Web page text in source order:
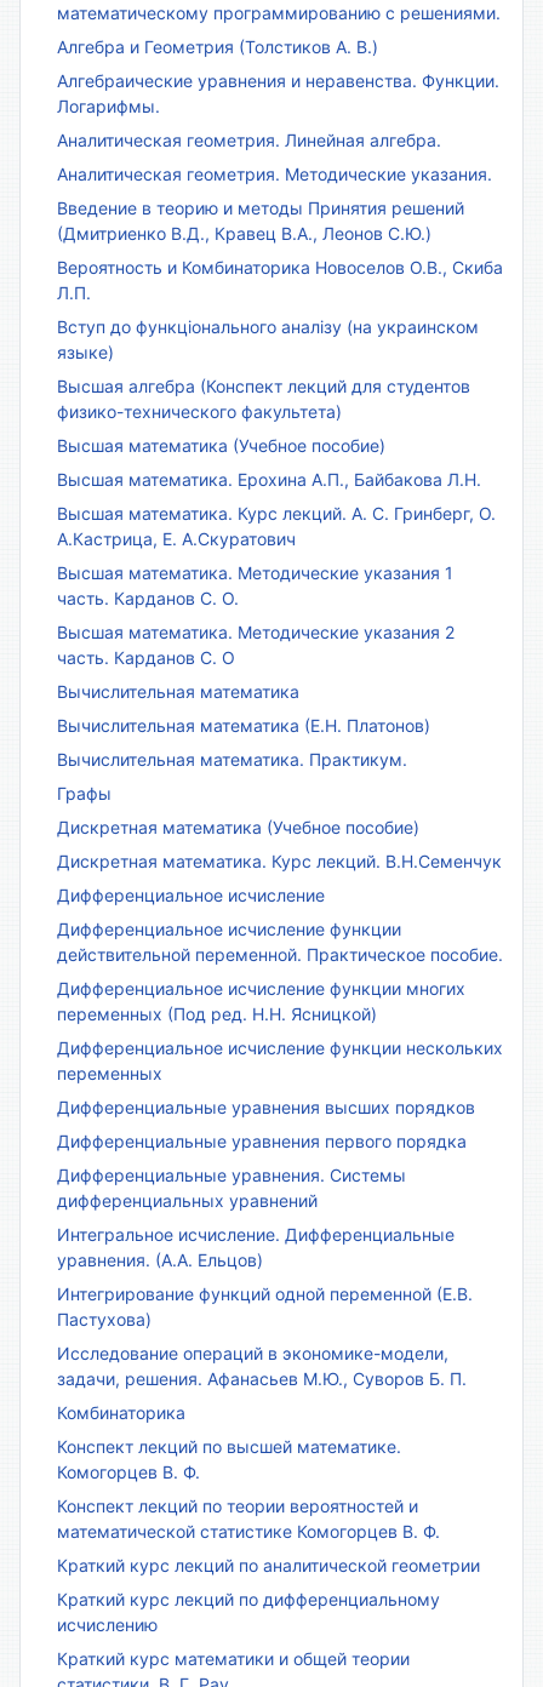
математическому программированию с решениями.
Алгебра и Геометрия (Толстиков А. В.)
Алгебраические уравнения и неравенства. Функции.
Логарифмы.
Аналитическая геометрия. Линейная алгебра.
Аналитическая геометрия. Методические указания.
Введение в теорию и методы Принятия решений
(Дмитриенко В.Д., Кравец В.А., Леонов С.Ю.)
Вероятность и Комбинаторика Новоселов О.В., Скиба
Л.П.
Вступ до функціонального аналізу (на украинском
языке)
Высшая алгебра (Конспект лекций для студентов
физико-технического факультета)
Высшая математика (Учебное пособие)
Высшая математика. Ерохина А.П., Байбакова Л.Н.
Высшая математика. Курс лекций. А. С. Гринберг, О.
А.Кастрица, Е. А.Скуратович
Высшая математика. Методические указания 1
часть. Карданов С. О.
Высшая математика. Методические указания 2
часть. Карданов С. О
Вычислительная математика
Вычислительная математика (Е.Н. Платонов)
Вычислительная математика. Практикум.
Графы
Дискретная математика (Учебное пособие)
Дискретная математика. Курс лекций. В.Н.Семенчук
Дифференциальное исчисление
Дифференциальное исчисление функции
действительной переменной. Практическое пособие.
Дифференциальное исчисление функции многих
переменных (Под ред. Н.Н. Ясницкой)
Дифференциальное исчисление функции нескольких
переменных
Дифференциальные уравнения высших порядков
Дифференциальные уравнения первого порядка
Дифференциальные уравнения. Системы
дифференциальных уравнений
Интегральное исчисление. Дифференциальные
уравнения. (А.А. Ельцов)
Интегрирование функций одной переменной (Е.В.
Пастухова)
Исследование операций в экономике-модели,
задачи, решения. Афанасьев М.Ю., Суворов Б. П.
Комбинаторика
Конспект лекций по высшей математике.
Комогорцев В. Ф.
Конспект лекций по теории вероятностей и
математической статистике Комогорцев В. Ф.
Краткий курс лекций по аналитической геометрии
Краткий курс лекций по дифференциальному
исчислению
Краткий курс математики и общей теории